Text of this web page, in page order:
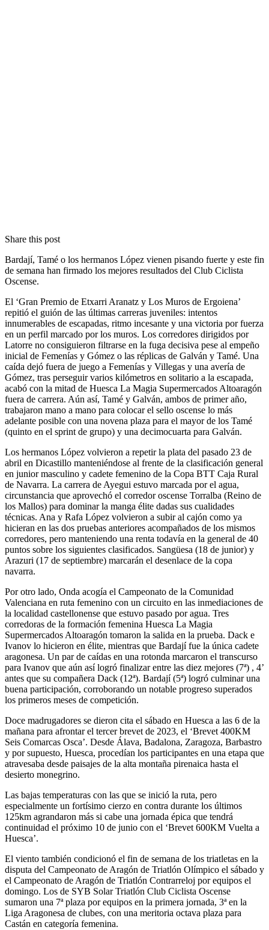
Share this post
Bardají, Tamé o los hermanos López vienen pisando fuerte y este fin
de semana han firmado los mejores resultados del Club Ciclista
Oscense.
El ‘Gran Premio de Etxarri Aranatz y Los Muros de Ergoiena’
repitió el guión de las últimas carreras juveniles: intentos
innumerables de escapadas, ritmo incesante y una victoria por fuerza
en un perfil marcado por los muros. Los corredores dirigidos por
Latorre no consiguieron filtrarse en la fuga decisiva pese al empeño
inicial de Femenías y Gómez o las réplicas de Galván y Tamé. Una
caída dejó fuera de juego a Femenías y Villegas y una avería de
Gómez, tras perseguir varios kilómetros en solitario a la escapada,
acabó con la mitad de Huesca La Magia Supermercados Altoaragón
fuera de carrera. Aún así, Tamé y Galván, ambos de primer año,
trabajaron mano a mano para colocar el sello oscense lo más
adelante posible con una novena plaza para el mayor de los Tamé
(quinto en el sprint de grupo) y una decimocuarta para Galván.
Los hermanos López volvieron a repetir la plata del pasado 23 de
abril en Dicastillo manteniéndose al frente de la clasificación general
en junior masculino y cadete femenino de la Copa BTT Caja Rural
de Navarra. La carrera de Ayegui estuvo marcada por el agua,
circunstancia que aprovechó el corredor oscense Torralba (Reino de
los Mallos) para dominar la manga élite dadas sus cualidades
técnicas. Ana y Rafa López volvieron a subir al cajón como ya
hicieran en las dos pruebas anteriores acompañados de los mismos
corredores, pero manteniendo una renta todavía en la general de 40
puntos sobre los siguientes clasificados. Sangüesa (18 de junior) y
Arazuri (17 de septiembre) marcarán el desenlace de la copa
navarra.
Por otro lado, Onda acogía el Campeonato de la Comunidad
Valenciana en ruta femenino con un circuito en las inmediaciones de
la localidad castellonense que estuvo pasado por agua. Tres
corredoras de la formación femenina Huesca La Magia
Supermercados Altoaragón tomaron la salida en la prueba. Dack e
Ivanov lo hicieron en élite, mientras que Bardají fue la única cadete
aragonesa. Un par de caídas en una rotonda marcaron el transcurso
para Ivanov que aún así logró finalizar entre las diez mejores (7ª) , 4’
antes que su compañera Dack (12ª). Bardají (5ª) logró culminar una
buena participación, corroborando un notable progreso superados
los primeros meses de competición.
Doce madrugadores se dieron cita el sábado en Huesca a las 6 de la
mañana para afrontar el tercer brevet de 2023, el ‘Brevet 400KM
Seis Comarcas Osca’. Desde Álava, Badalona, Zaragoza, Barbastro
y por supuesto, Huesca, procedían los participantes en una etapa que
atravesaba desde paisajes de la alta montaña pirenaica hasta el
desierto monegrino.
Las bajas temperaturas con las que se inició la ruta, pero
especialmente un fortísimo cierzo en contra durante los últimos
125km agrandaron más si cabe una jornada épica que tendrá
continuidad el próximo 10 de junio con el ‘Brevet 600KM Vuelta a
Huesca’.
El viento también condicionó el fin de semana de los triatletas en la
disputa del Campeonato de Aragón de Triatlón Olímpico el sábado y
el Campeonato de Aragón de Triatlón Contrarreloj por equipos el
domingo. Los de SYB Solar Triatlón Club Ciclista Oscense
sumaron una 7ª plaza por equipos en la primera jornada, 3ª en la
Liga Aragonesa de clubes, con una meritoria octava plaza para
Castán en categoría femenina.